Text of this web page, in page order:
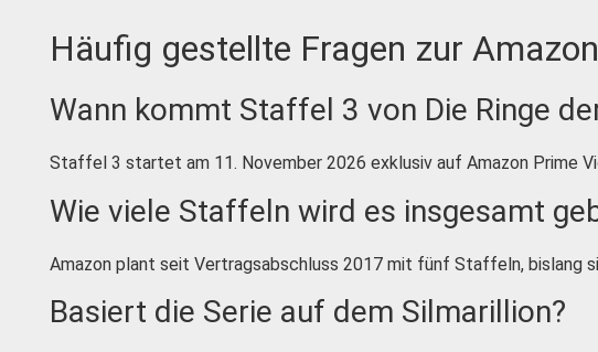
Häufig gestellte Fragen zur
Wann kommt Staffel 3 von Die Ringe
Staffel 3 startet am 11. November 2026 exklusiv auf Amazon Prime
Wie viele Staffeln wird es insgesamt
Amazon plant seit Vertragsabschluss 2017 mit fünf Staffeln,
Basiert die Serie auf dem Silmarillion?